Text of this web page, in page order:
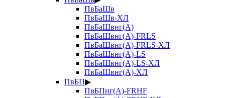
ПвБаШв
ПвБаШв-ХЛ
ПвБаШвнг(А)
ПвБаШвнг(А)-FRLS
ПвБаШвнг(А)-FRLS-ХЛ
ПвБаШвнг(А)-LS
ПвБаШвнг(А)-LS-ХЛ
ПвБаШвнг(А)-ХЛ
ПвБП▶
ПвБПнг(А)-FRHF